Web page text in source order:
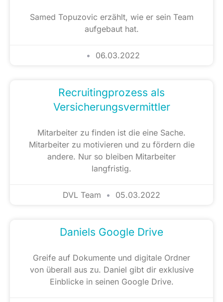
Samed Topuzovic erzählt, wie er sein Team
aufgebaut hat.
06.03.2022
Recruitingprozess als
Versicherungsvermittler
Mitarbeiter zu finden ist die eine Sache.
Mitarbeiter zu motivieren und zu fördern die
andere. Nur so bleiben Mitarbeiter
langfristig.
DVL Team 05.03.2022
Daniels Google Drive
Greife auf Dokumente und digitale Ordner
von überall aus zu. Daniel gibt dir exklusive
Einblicke in seinen Google Drive.